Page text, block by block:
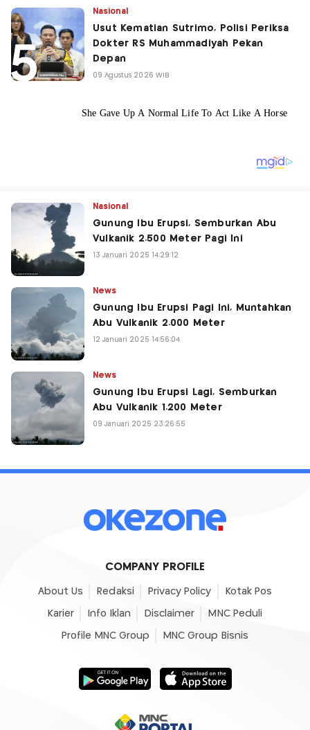
Nasional
Usut Kematian Sutrimo, Polisi Periksa
Dokter RS Muhammadiyah Pekan
Depan
09 Agustus 2026 WIB
Nasional
Gunung Ibu Erupsi, Semburkan Abu
Vulkanik 2.500 Meter Pagi Ini
13 Januari 2025 14:29:12
News
Gunung Ibu Erupsi Pagi Ini, Muntahkan
Abu Vulkanik 2.000 Meter
12 Januari 2025 14:56:04
News
Gunung Ibu Erupsi Lagi, Semburkan
Abu Vulkanik 1.200 Meter
09 Januari 2025 23:26:55